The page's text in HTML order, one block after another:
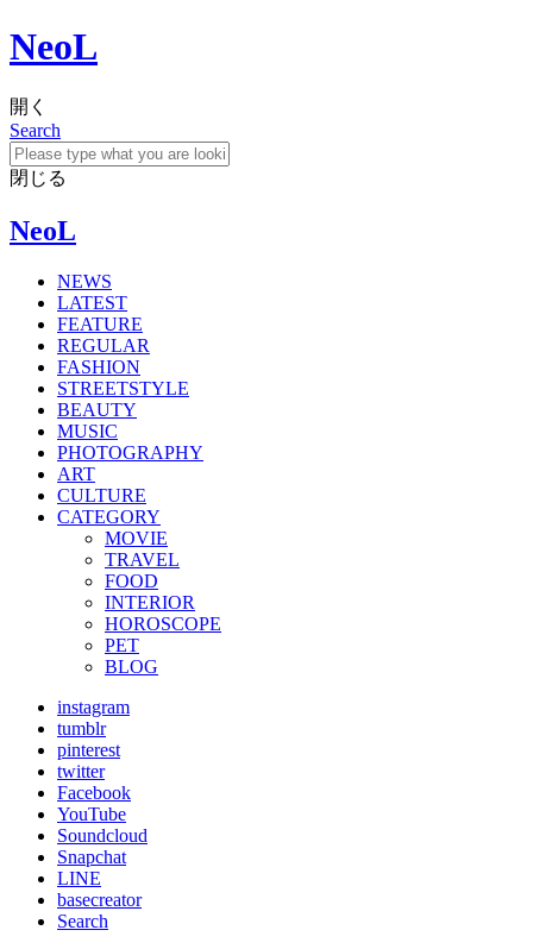
NeoL
開く
Search
閉じる
NeoL
NEWS
LATEST
FEATURE
REGULAR
FASHION
STREETSTYLE
BEAUTY
MUSIC
PHOTOGRAPHY
ART
CULTURE
CATEGORY
MOVIE
TRAVEL
FOOD
INTERIOR
HOROSCOPE
PET
BLOG
instagram
tumblr
pinterest
twitter
Facebook
YouTube
Soundcloud
Snapchat
LINE
basecreator
Search